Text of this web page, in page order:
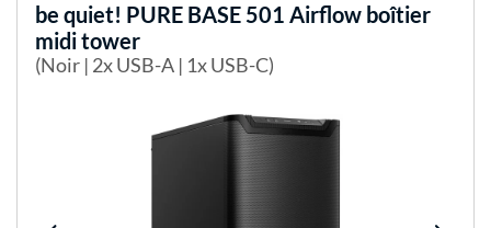
be quiet! PURE BASE 501 Airflow boîtier
midi tower
(Noir | 2x USB-A | 1x USB-C)